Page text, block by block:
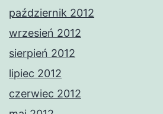
październik 2012
wrzesień 2012
sierpień 2012
lipiec 2012
czerwiec 2012